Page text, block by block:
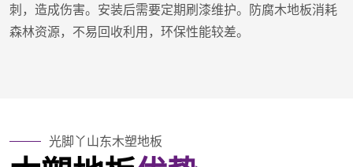
刺，造成伤害。安装后需要定期刷漆维护。防腐木地板消耗
森林资源，不易回收利用，环保性能较差。
光脚丫山东木塑地板